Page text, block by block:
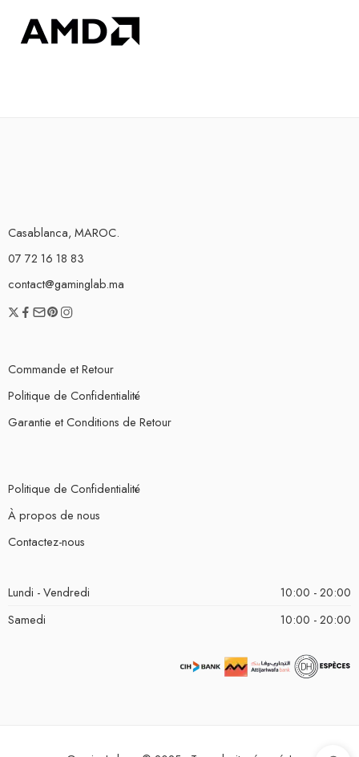
Casablanca, MAROC.
07 72 16 18 83
contact@gaminglab.ma
Commande et Retour
Politique de Confidentialité
Garantie et Conditions de Retour
Politique de Confidentialité
À propos de nous
Contactez-nous
Lundi - Vendredi
10:00 - 20:00
Samedi
10:00 - 20:00